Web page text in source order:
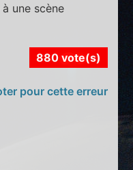
une scène
880 vote(s)
pour cette erreur